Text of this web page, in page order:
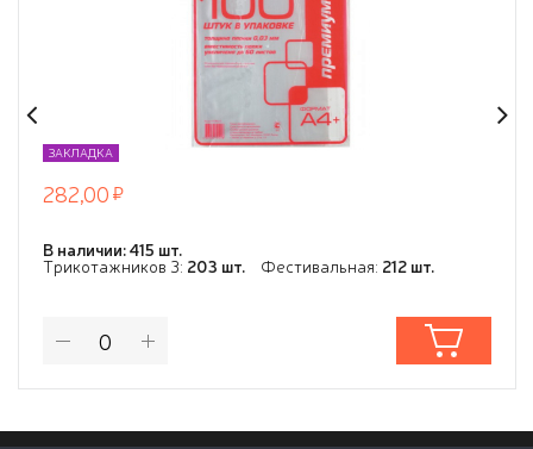
ЗАКЛАДКА
282,00
В наличии: 415 шт.
Трикотажников 3: 203 шт. Фестивальная: 212 шт.